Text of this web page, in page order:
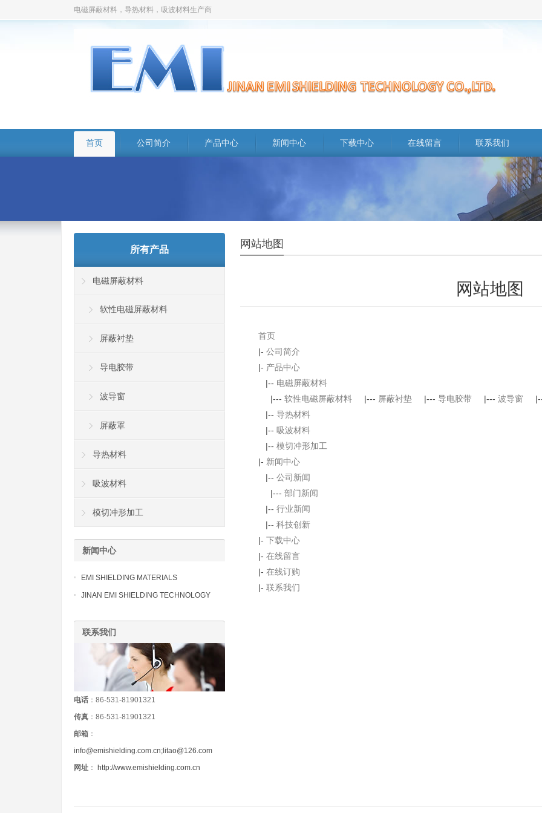
电磁屏蔽材料，导热材料，吸波材料生产商
首页 公司简介 产品中心 新闻中心 下载中心 在线留言 联系我们
网站地图
网站地图
首页
|- 公司简介
|- 产品中心
|-- 电磁屏蔽材料
|--- 软性电磁屏蔽材料 |--- 屏蔽衬垫 |--- 导电胶带 |--- 波导窗
|-- 导热材料
|-- 吸波材料
|-- 模切冲形加工
|- 新闻中心
|-- 公司新闻
|--- 部门新闻
|-- 行业新闻
|-- 科技创新
|- 下载中心
|- 在线留言
|- 在线订购
|- 联系我们
所有产品
电磁屏蔽材料
软性电磁屏蔽材料
屏蔽衬垫
导电胶带
波导窗
屏蔽罩
导热材料
吸波材料
模切冲形加工
新闻中心
EMI SHIELDING MATERIALS
JINAN EMI SHIELDING TECHNOLOGY
联系我们
电话 ：86-531-81901321
传真 ：86-531-81901321
邮箱 ：
info@emishielding.com.cn;litao@126.com
网址 ： http://www.emishielding.com.cn